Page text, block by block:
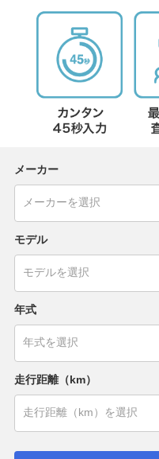
メーカー
モデル
年式
走行距離（km）